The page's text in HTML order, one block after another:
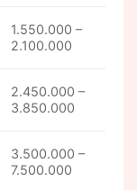
1.550.000 –
2.100.000
2.450.000 –
3.850.000
3.500.000 –
7.500.000